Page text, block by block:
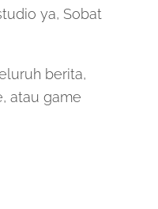
ya, Sobat
berita,
atau game